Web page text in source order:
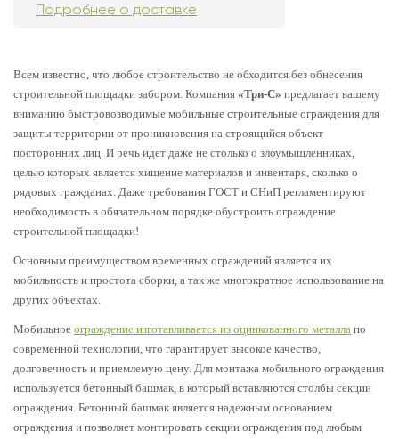
Подробнее о доставке
Всем известно, что любое строительство не обходится без обнесения
строительной площадки забором. Компания «Три-С» предлагает вашему
вниманию быстровозводимые мобильные строительные ограждения для
защиты территории от проникновения на строящийся объект
посторонних лиц. И речь идет даже не столько о злоумышленниках,
целью которых является хищение материалов и инвентаря, сколько о
рядовых гражданах. Даже требования ГОСТ и СНиП регламентируют
необходимость в обязательном порядке обустроить ограждение
строительной площадки!
Основным преимуществом временных ограждений является их
мобильность и простота сборки, а так же многократное использование на
других объектах.
Мобильное ограждение изготавливается из оцинкованного металла по
современной технологии, что гарантирует высокое качество,
долговечность и приемлемую цену. Для монтажа мобильного ограждения
используется бетонный башмак, в который вставляются столбы секции
ограждения. Бетонный башмак является надежным основанием
ограждения и позволяет монтировать секции ограждения под любым